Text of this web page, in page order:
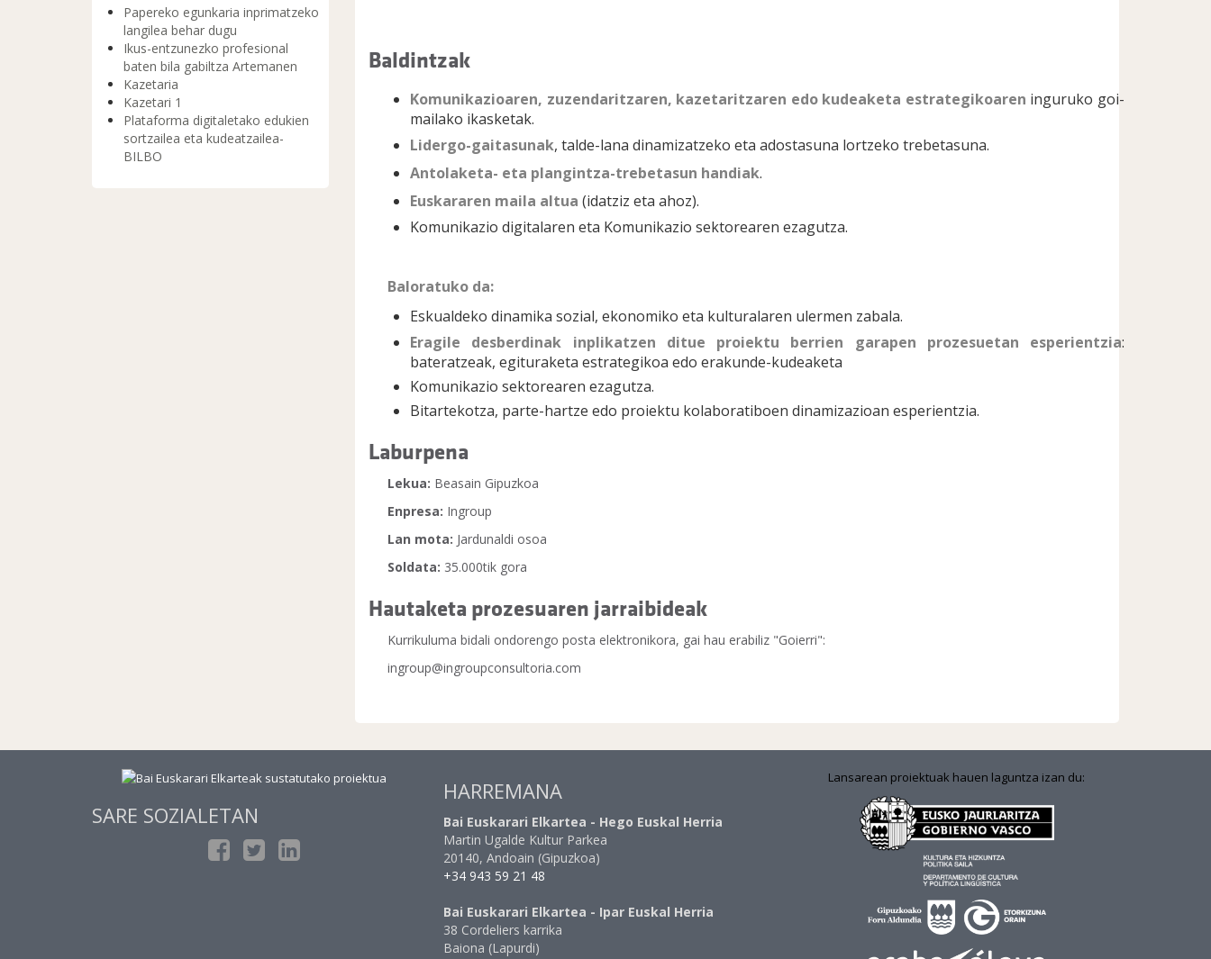
Baldintzak
Komunikazioaren, zuzendaritzaren, kazetaritzaren edo kudeaketa estrategikoaren inguruko goi-
mailako ikasketak.
Lidergo-gaitasunak, talde-lana dinamizatzeko eta adostasuna lortzeko trebetasuna.
Antolaketa- eta plangintza-trebetasun handiak.
Euskararen maila altua (idatziz eta ahoz).
Komunikazio digitalaren eta Komunikazio sektorearen ezagutza.
Baloratuko da:
Eskualdeko dinamika sozial, ekonomiko eta kulturalaren ulermen zabala.
Eragile desberdinak inplikatzen ditue proiektu berrien garapen prozesuetan esperientzia:
bateratzeak, egituraketa estrategikoa edo erakunde-kudeaketa
Komunikazio sektorearen ezagutza.
Bitartekotza, parte-hartze edo proiektu kolaboratiboen dinamizazioan esperientzia.
Laburpena
Lekua: Beasain Gipuzkoa
Enpresa: Ingroup
Lan mota: Jardunaldi osoa
Soldata: 35.000tik gora
Hautaketa prozesuaren jarraibideak
Kurrikuluma bidali ondorengo posta elektronikora, gai hau erabiliz "Goierri":
ingroup@ingroupconsultoria.com
Papereko egunkaria inprimatzeko
langilea behar dugu
Ikus-entzunezko profesional
baten bila gabiltza Artemanen
Kazetaria
Kazetari 1
Plataforma digitaletako edukien
sortzailea eta kudeatzailea-
BILBO
SARE SOZIALETAN
HARREMANA
Bai Euskarari Elkartea - Hego Euskal Herria
Martin Ugalde Kultur Parkea
20140, Andoain (Gipuzkoa)
+34 943 59 21 48
Bai Euskarari Elkartea - Ipar Euskal Herria
38 Cordeliers karrika
Baiona (Lapurdi)
Lansarean proiektuak hauen laguntza izan du: